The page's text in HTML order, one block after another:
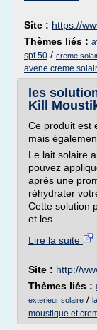
Site : https://
Thèmes liés :
spf 50 / creme
avene creme
les
Kill
Ce produit est
mais
Le lait solaire
pouvez
après une
réhydrater
Cette solution
et les...
Lire la suite
Site : http://
Thèmes liés :
exterieur solaire /
moustique et